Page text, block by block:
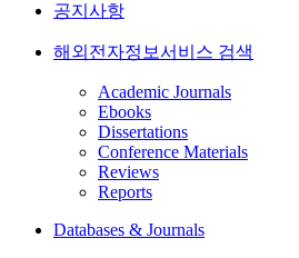
공지사항
해외전자정보서비스 검색
Academic Journals
Ebooks
Dissertations
Conference Materials
Reviews
Reports
Databases & Journals